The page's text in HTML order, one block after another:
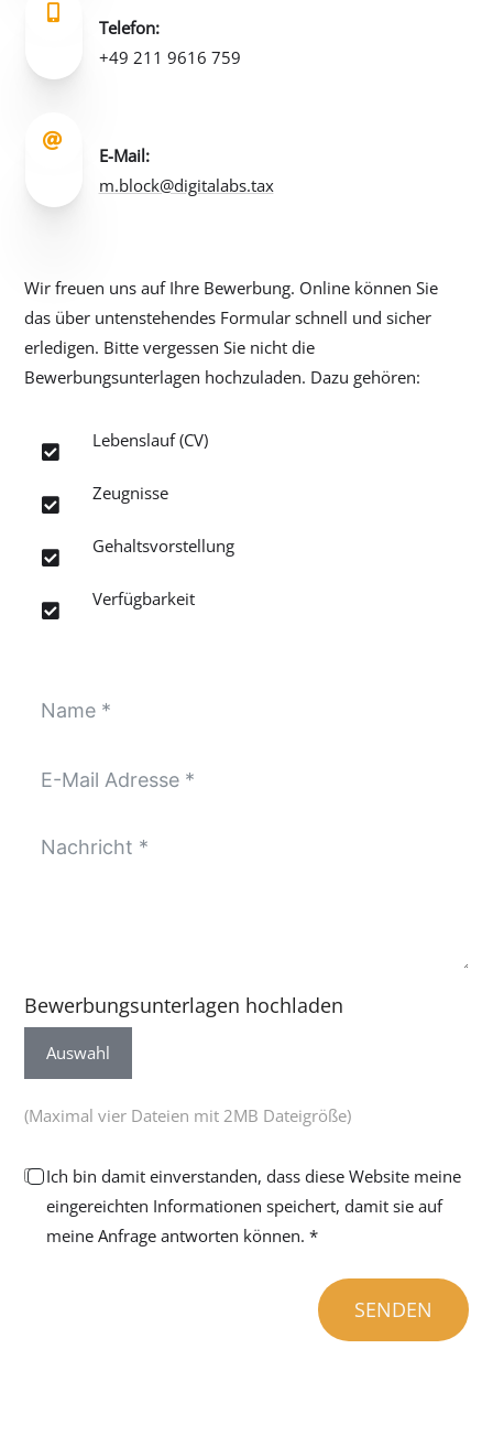

Telefon:
+49 211 9616 759

E-Mail:
m.block@digitalabs.tax
Wir freuen uns auf Ihre Bewerbung. Online können Sie
das über untenstehendes Formular schnell und sicher
erledigen. Bitte vergessen Sie nicht die
Bewerbungsunterlagen hochzuladen. Dazu gehören:

Lebenslauf (CV)

Zeugnisse

Gehaltsvorstellung

Verfügbarkeit
Bewerbungsunterlagen hochladen
Auswahl
(Maximal vier Dateien mit 2MB Dateigröße)
Ich bin damit einverstanden, dass diese Website meine
eingereichten Informationen speichert, damit sie auf
meine Anfrage antworten können. *
SENDEN